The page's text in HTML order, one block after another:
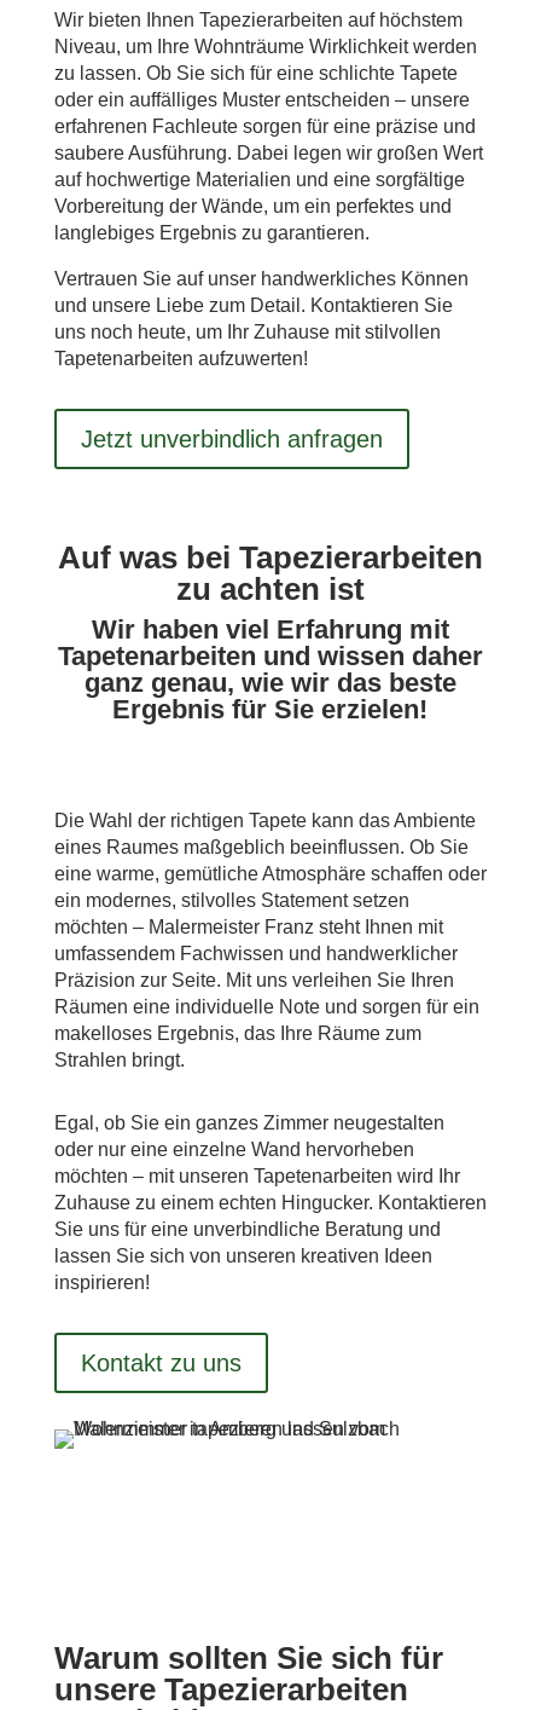
Wir bieten Ihnen Tapezierarbeiten auf höchstem
Niveau, um Ihre Wohnträume Wirklichkeit werden
zu lassen. Ob Sie sich für eine schlichte Tapete
oder ein auffälliges Muster entscheiden – unsere
erfahrenen Fachleute sorgen für eine präzise und
saubere Ausführung. Dabei legen wir großen Wert
auf hochwertige Materialien und eine sorgfältige
Vorbereitung der Wände, um ein perfektes und
langlebiges Ergebnis zu garantieren.
Vertrauen Sie auf unser handwerkliches Können
und unsere Liebe zum Detail. Kontaktieren Sie
uns noch heute, um Ihr Zuhause mit stilvollen
Tapetenarbeiten aufzuwerten!
Jetzt unverbindlich anfragen
Auf was bei Tapezierarbeiten
zu achten ist
Wir haben viel Erfahrung mit
Tapetenarbeiten und wissen daher
ganz genau, wie wir das beste
Ergebnis für Sie erzielen!
Die Wahl der richtigen Tapete kann das Ambiente
eines Raumes maßgeblich beeinflussen. Ob Sie
eine warme, gemütliche Atmosphäre schaffen oder
ein modernes, stilvolles Statement setzen
möchten – Malermeister Franz steht Ihnen mit
umfassendem Fachwissen und handwerklicher
Präzision zur Seite. Mit uns verleihen Sie Ihren
Räumen eine individuelle Note und sorgen für ein
makelloses Ergebnis, das Ihre Räume zum
Strahlen bringt.
Egal, ob Sie ein ganzes Zimmer neugestalten
oder nur eine einzelne Wand hervorheben
möchten – mit unseren Tapetenarbeiten wird Ihr
Zuhause zu einem echten Hingucker. Kontaktieren
Sie uns für eine unverbindliche Beratung und
lassen Sie sich von unseren kreativen Ideen
inspirieren!
Kontakt zu uns
Warum sollten Sie sich für
unsere Tapezierarbeiten